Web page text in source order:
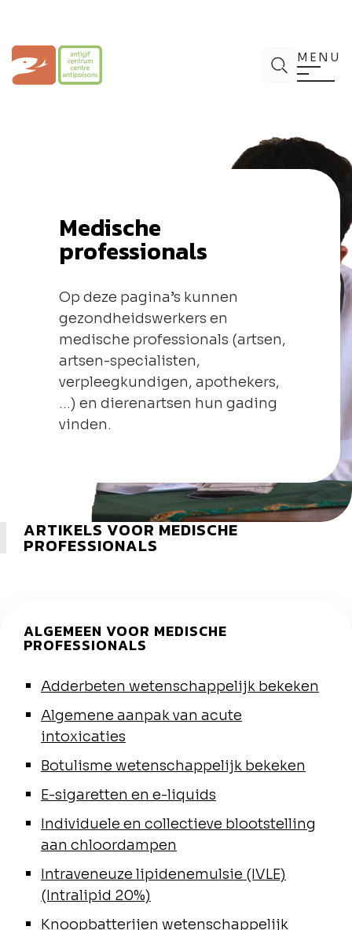
inhoud
Antigifcentrum ZoekMENU
Medische
professionals
Op deze pagina’s kunnen
gezondheidswerkers en
medische professionals (artsen,
artsen-specialisten,
verpleegkundigen, apothekers,
…) en dierenartsen hun gading
vinden.
ARTIKELS VOOR MEDISCHE
PROFESSIONALS
ALGEMEEN VOOR MEDISCHE
PROFESSIONALS
Adderbeten wetenschappelijk bekeken
Algemene aanpak van acute
intoxicaties
Botulisme wetenschappelijk bekeken
E-sigaretten en e-liquids
Individuele en collectieve blootstelling
aan chloordampen
Intraveneuze lipidenemulsie (IVLE)
(Intralipid 20%)
Knoopbatterijen wetenschappelijk